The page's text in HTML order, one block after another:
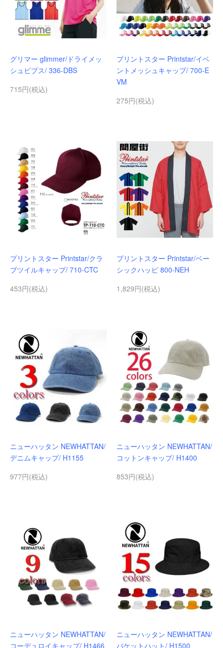
グリマー glimmer/ドライメッ
シュビブス/ 336-DBS
715円(税込)
プリントスター Printstar/イベ
ントメッシュキャップ/ 700-E
VM
275円(税込)
プリントスター Printstar/クラ
ブツイルキャップ/ 710-CTC
453円(税込)
プリントスター Printstar/ベー
シックハッピ 800-NEH
1,829円(税込)
ニューハッタン NEWHATTAN/
デニムキャップ/ H1155
977円(税込)
ニューハッタン NEWHATTAN/
コットンキャップ/ H1400
853円(税込)
ニューハッタン NEWHATTAN/
コーデュロイキャップ/ H1466
ニューハッタン NEWHATTAN/
バケットハット/ H1500